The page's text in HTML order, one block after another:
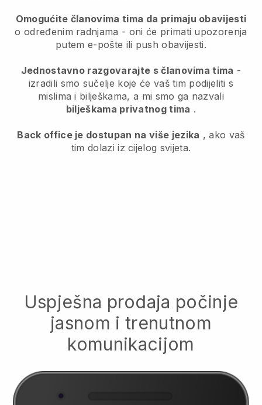
Omogućite članovima tima da primaju obavijesti
o određenim radnjama - oni će primati upozorenja
putem e-pošte ili push obavijesti.
Jednostavno razgovarajte s članovima tima -
izradili smo sučelje koje će vaš tim podijeliti s
mislima i bilješkama, a mi smo ga nazvali
bilješkama privatnog tima .
Back office je dostupan na više jezika , ako vaš
tim dolazi iz cijelog svijeta.
Uspješna prodaja počinje
jasnom i trenutnom
komunikacijom